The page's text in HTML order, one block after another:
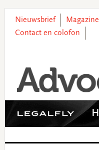
primary
main
primary
footer
Nieuwsbrief Magazine
Contact en colofon